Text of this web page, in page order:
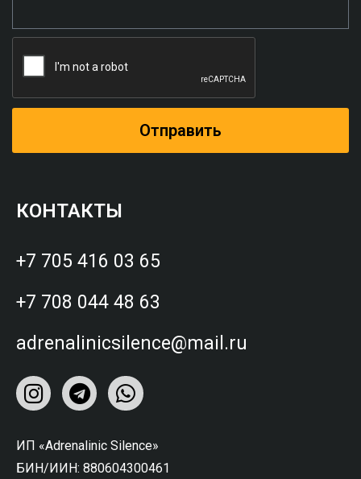
Отправить
КОНТАКТЫ
+7 705 416 03 65
+7 708 044 48 63
adrenalinicsilence@mail.ru
ИП «Adrenalinic Silence»
БИН/ИИН: 880604300461